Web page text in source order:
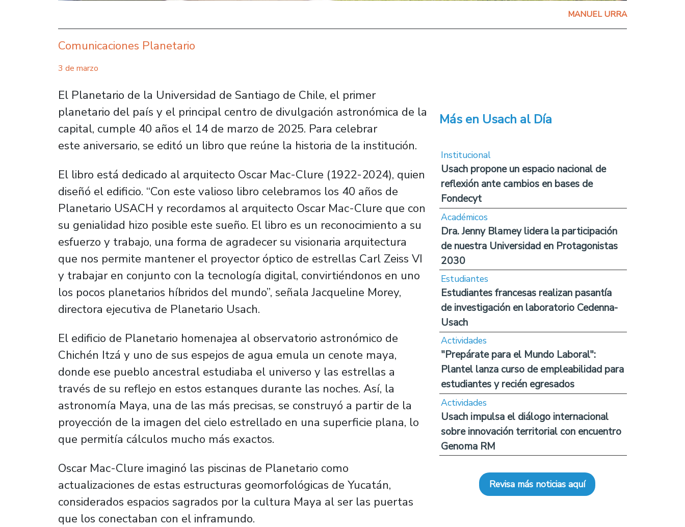
MANUEL URRA
Comunicaciones Planetario
3 de marzo
El Planetario de la Universidad de Santiago de Chile, el primer
planetario del país y el principal centro de divulgación astronómica de la
capital, cumple 40 años el 14 de marzo de 2025. Para celebrar
este aniversario, se editó un libro que reúne la historia de la institución.
El libro está dedicado al arquitecto Oscar Mac-Clure (1922-2024), quien
diseñó el edificio. “Con este valioso libro celebramos los 40 años de
Planetario USACH y recordamos al arquitecto Oscar Mac-Clure que con
su genialidad hizo posible este sueño. El libro es un reconocimiento a su
esfuerzo y trabajo, una forma de agradecer su visionaria arquitectura
que nos permite mantener el proyector óptico de estrellas Carl Zeiss VI
y trabajar en conjunto con la tecnología digital, convirtiéndonos en uno
los pocos planetarios híbridos del mundo”, señala Jacqueline Morey,
directora ejecutiva de Planetario Usach.
El edificio de Planetario homenajea al observatorio astronómico de
Chichén Itzá y uno de sus espejos de agua emula un cenote maya,
donde ese pueblo ancestral estudiaba el universo y las estrellas a
través de su reflejo en estos estanques durante las noches. Así, la
astronomía Maya, una de las más precisas, se construyó a partir de la
proyección de la imagen del cielo estrellado en una superficie plana, lo
que permitía cálculos mucho más exactos.
Oscar Mac-Clure imaginó las piscinas de Planetario como
actualizaciones de estas estructuras geomorfológicas de Yucatán,
considerados espacios sagrados por la cultura Maya al ser las puertas
que los conectaban con el inframundo.
Más en Usach al Día
Institucional
Usach propone un espacio nacional de
reflexión ante cambios en bases de
Fondecyt
Académicos
Dra. Jenny Blamey lidera la participación
de nuestra Universidad en Protagonistas
2030
Estudiantes
Estudiantes francesas realizan pasantía
de investigación en laboratorio Cedenna-
Usach
Actividades
"Prepárate para el Mundo Laboral":
Plantel lanza curso de empleabilidad para
estudiantes y recién egresados
Actividades
Usach impulsa el diálogo internacional
sobre innovación territorial con encuentro
Genoma RM
Revisa más noticias aquí